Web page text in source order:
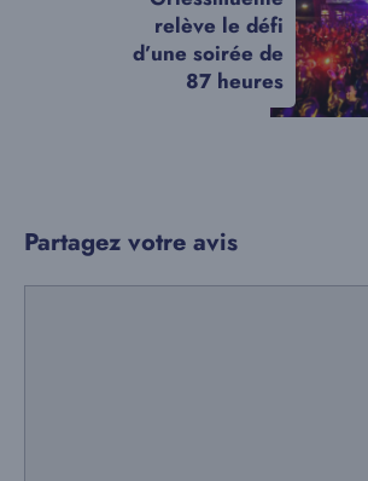
relève le défi
d’une soirée de
87 heures
Partagez votre avis